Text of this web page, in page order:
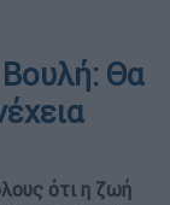
Θα
ότι η ζωή